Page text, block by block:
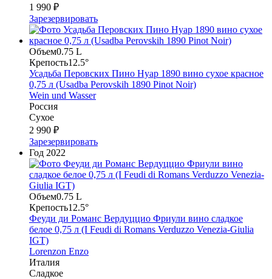
1 990 ₽
Зарезервировать
Объем0.75 L
Крепость12.5°
Усадьба Перовских Пино Нуар 1890 вино сухое красное
0,75 л (Usadba Perovskih 1890 Pinot Noir)
Wein und Wasser
Россия
Сухое
2 990 ₽
Зарезервировать
Год 2022
Объем0.75 L
Крепость12.5°
Феуди ди Романс Вердуццио Фриули вино сладкое
белое 0,75 л (I Feudi di Romans Verduzzo Venezia-Giulia
IGT)
Lorenzon Enzo
Италия
Сладкое